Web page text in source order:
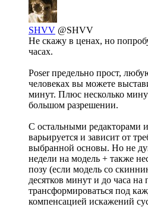
SHVV @SHVV
Не скажу в ценах, но
часах.
Poser предельно прост,
человеках вы можете
минут. Плюс несколько
большом разрешении.
С остальными редакторами
варьируется и зависит от
выбранной основы. Но не
недели на модель + также
позу (если модель со
десятков минут и до часа на
трансформироваться под
компенсацией искажений